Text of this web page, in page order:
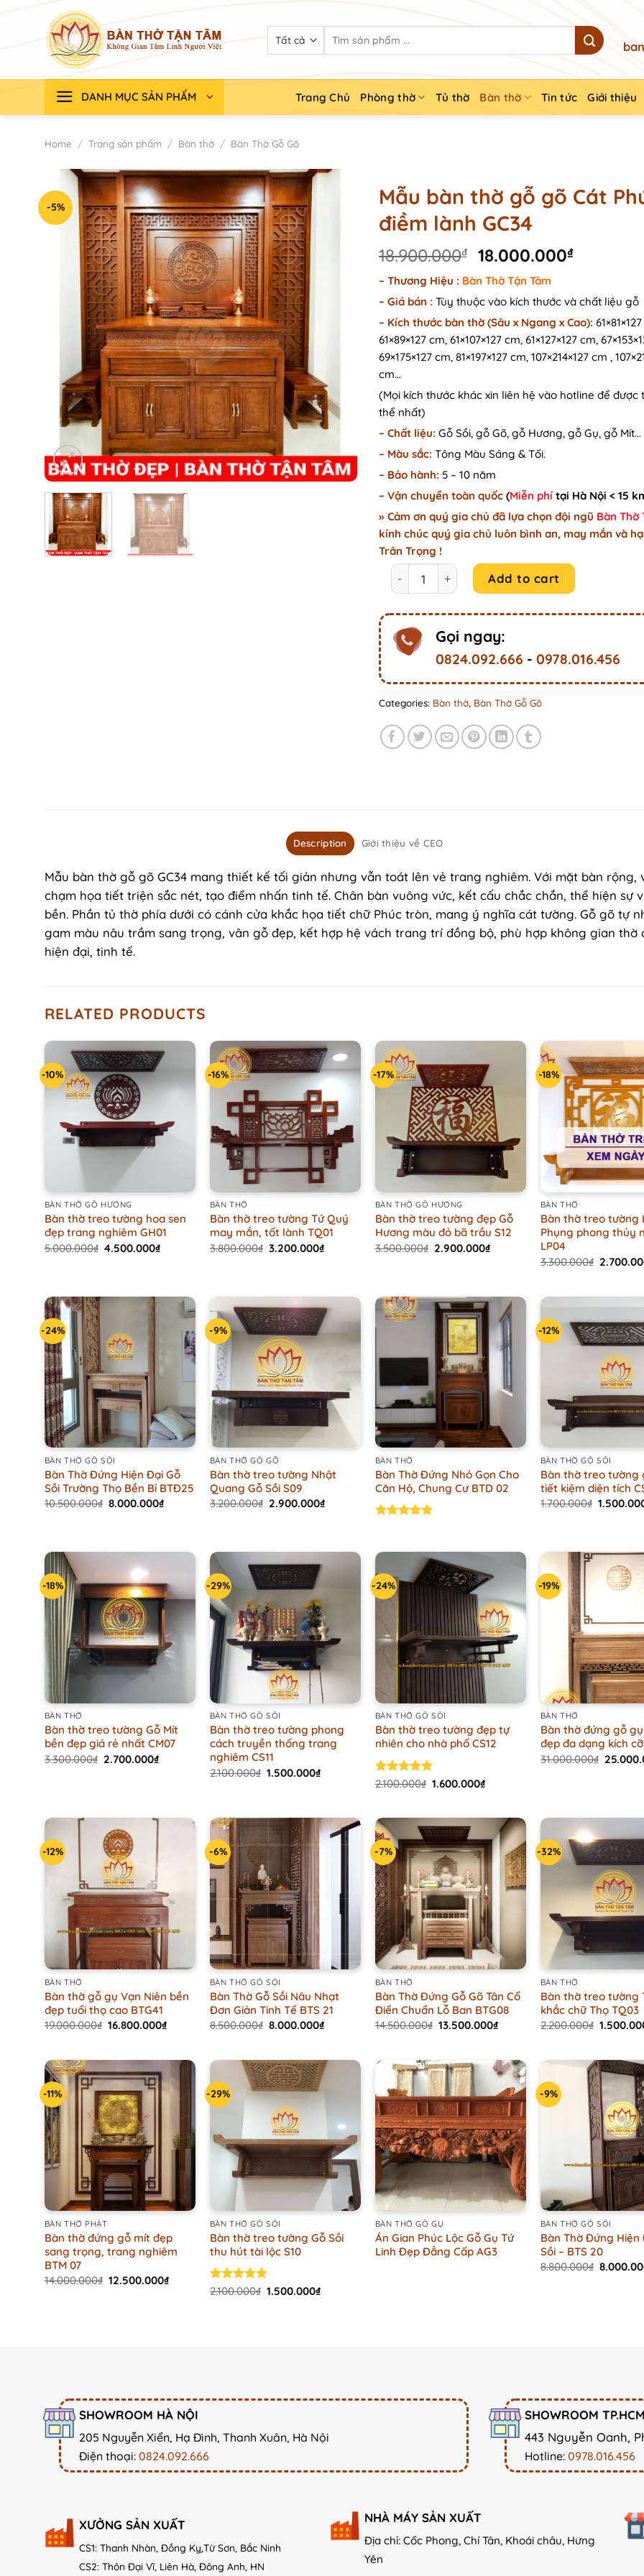
for:
DANH MỤC SẢN PHẨM Trang Chủ Phòng thờ Tủ thờ Bàn thờ Tin tức Giới thiệu
Home / Trang sản phẩm / Bàn thờ / Bàn Thờ Gỗ Gõ
-5%
Mẫu bàn thờ gỗ gõ Cát
điềm lành GC34
18.900.000₫
Original
price
was:
18.900.000₫.
18.000.000₫Current
– Thương Hiệu : Bàn Thờ Tận Tâm
– Giá bán : Tùy thuộc vào kích thước và chất liệu gỗ
– Kích thước bàn thờ (Sâu x Ngang x Cao):
61×89×127 cm, 61×107×127 cm, 61×127×127 cm,
69×175×127 cm, 81×197×127 cm, 107×214×127 cm ,
cm…
(Mọi kích thước khác xin liên hệ vào hotline để được
thể nhất)
– Chất liệu: Gỗ Sồi, gỗ Gõ, gỗ Hương, gỗ Gụ, gỗ Mít…
– Màu sắc: Tông Màu Sáng & Tối.
– Bảo hành: 5 – 10 năm
– Vận chuyển toàn quốc (Miễn phí tại Hà Nội < 15
» Cảm ơn quý gia chủ đã lựa chọn đội ngũ Bàn Thờ
kính chúc quý gia chủ luôn bình an, may mắn và
Trân Trọng !
Mẫu bàn thờ gỗ gõ Cát Phúc điềm lành GC34
Add to cart
Gọi ngay:
0824.092.666 -0978.016.456
Categories: Bàn thờ Bàn Thờ Gỗ Gõ
Description Giới thiệu về CEO
Mẫu bàn thờ gỗ gõ GC34 mang thiết kế tối giản nhưng vẫn toát lên vẻ trang nghiêm. Với mặt bàn rộng,
chạm họa tiết triện sắc nét, tạo điểm nhấn tinh tế. Chân bàn vuông vức, kết cấu chắc chắn, thể hiện sự
bền. Phần tủ thờ phía dưới có cánh cửa khắc họa tiết chữ Phúc tròn, mang ý nghĩa cát tường. Gỗ gõ tự
gam màu nâu trầm sang trọng, vân gỗ đẹp, kết hợp hệ vách trang trí đồng bộ, phù hợp không gian thờ
hiện đại, tinh tế.
RELATED PRODUCTS
-10%
BÀN THỜ GỖ HƯƠNG
Bàn thờ treo tường hoa sen
đẹp trang nghiêm GH01
5.000.000₫ Original
4.500.000₫Current
-16%
BÀN THỜ
Bàn thờ treo tường Tứ Quý
may mắn, tốt lành TQ01
3.800.000₫ Original
3.200.000₫Current
-17%
+
BÀN THỜ GỖ HƯƠNG
Bàn thờ treo tường đẹp Gỗ
Hương màu đỏ bã trầu S12
3.500.000₫ Original
2.900.000₫Current
-18%
+
BÀN THỜ
Bàn thờ treo tường
Phụng phong thủy
LP04
3.300.000₫ Original
-24%
+
BÀN THỜ GỖ SỒI
Bàn Thờ Đứng Hiện Đại Gỗ
Sồi Trường Thọ Bền Bỉ BTĐ25
10.500.000₫ Original
8.000.000₫Current
-9%
BÀN THỜ GỖ GÕ
Bàn thờ treo tường Nhật
Quang Gỗ Sồi S09
3.200.000₫ Original
2.900.000₫Current
+
BÀN THỜ
Bàn Thờ Đứng Nhỏ Gọn Cho
Căn Hộ, Chung Cư BTD 02
-12%
+
BÀN THỜ GỖ SỒI
Bàn thờ treo tường
tiết kiệm diện tích
1.700.000₫ Original
-18%
+
BÀN THỜ
Bàn thờ treo tường Gỗ Mít
bền đẹp giá rẻ nhất CM07
3.300.000₫ Original
2.700.000₫Current
-29%
BÀN THỜ GỖ SỒI
Bàn thờ treo tường phong
cách truyền thống trang
nghiêm CS11
2.100.000₫ Original
1.500.000₫Current
-24%
BÀN THỜ GỖ SỒI
Bàn thờ treo tường đẹp tự
nhiên cho nhà phố CS12
Rated5.00
2.100.000₫ Original
2.100.000₫.
1.600.000₫Current
1.600.000₫.
-19%
+
BÀN THỜ
Bàn thờ đứng gỗ
đẹp đa dạng kích cỡ
31.000.000₫ Original
-12%
BÀN THỜ
Bàn thờ gỗ gụ Vạn Niên bền
đẹp tuổi thọ cao BTG41
19.000.000₫ Original
19.000.000₫.
16.800.000₫Current
16.800.000₫.
-6%
+
BÀN THỜ GỖ SỒI
Bàn Thờ Gỗ Sồi Nâu Nhạt
Đơn Giản Tinh Tế BTS 21
8.500.000₫ Original
8.500.000₫.
8.000.000₫Current
8.000.000₫.
-7%
+
BÀN THỜ
Bàn Thờ Đứng Gỗ Gõ Tân Cổ
Điển Chuẩn Lỗ Ban BTG08
14.500.000₫ Original
14.500.000₫.
13.500.000₫Current
13.500.000₫.
-32%
BÀN THỜ
Bàn thờ treo tường
khắc chữ Thọ TQ03
2.200.000₫ Original
-11%
BÀN THỜ PHẬT
Bàn thờ đứng gỗ mít đẹp
sang trọng, trang nghiêm
BTM 07
14.000.000₫ Original
12.500.000₫Current
-29%
BÀN THỜ GỖ SỒI
Bàn thờ treo tường Gỗ Sồi
thu hút tài lộc S10
Rated5.00
2.100.000₫ Original
1.500.000₫Current
+
BÀN THỜ GỖ GỤ
Án Gian Phúc Lộc Gỗ Gụ Tứ
Linh Đẹp Đẳng Cấp AG3
-9%
BÀN THỜ GỖ SỒI
Bàn Thờ Đứng Hiện
Sồi – BTS 20
8.800.000₫ Original
SHOWROOM HÀ NỘI
205 Nguyễn Xiển, Hạ Đình, Thanh Xuân, Hà Nội
Điện thoại: 0824.092.666
SHOWROOM TP.HCM
443 Nguyễn Oanh,
Hotline: 0978.016.456
XƯỞNG SẢN XUẤT
CS1: Thanh Nhàn, Đồng Kỵ,Từ Sơn, Bắc Ninh
CS2: Thôn Đại Vĩ, Liên Hà, Đông Anh, HN
NHÀ MÁY SẢN XUẤT
Địa chỉ: Cốc Phong, Chí Tân, Khoái châu, Hưng
Yên